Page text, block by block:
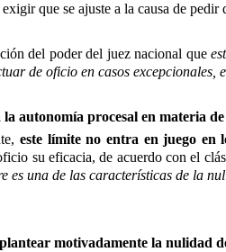
exigir que se ajuste a la causa de
del poder del juez nacional que
de oficio en casos excepcionales,
autonomía procesal en materia
este límite no entra en juego en
su eficacia, de acuerdo con el
es una de las características de la
motivadamente la nulidad